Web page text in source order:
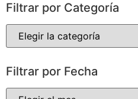
Filtrar por Categoría
Filtrar por Fecha